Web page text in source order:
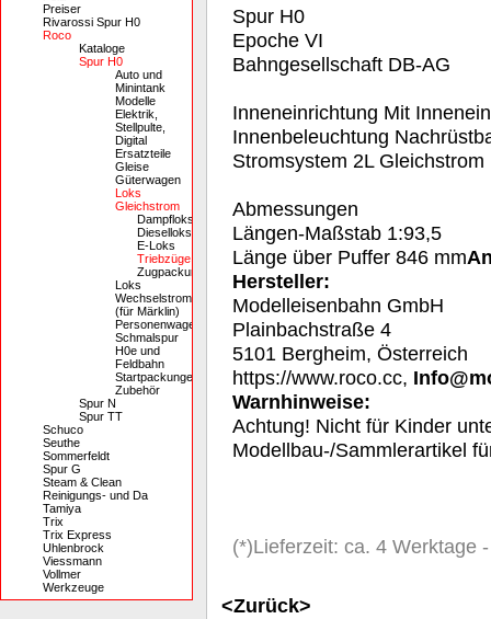
Preiser
Rivarossi Spur H0
Roco
Kataloge
Spur H0
Auto und
Minintank
Modelle
Elektrik,
Stellpulte,
Digital
Ersatzteile
Gleise
Güterwagen
Loks
Gleichstrom
Dampfloks
Dieselloks
E-Loks
Triebzüge
Zugpackungen
Loks
Wechselstrom
(für Märklin)
Personenwagen
Schmalspur
H0e und
Feldbahn
Startpackungen
Zubehör
Spur N
Spur TT
Schuco
Seuthe
Sommerfeldt
Spur G
Steam & Clean
Reinigungs- und Da
Tamiya
Trix
Trix Express
Uhlenbrock
Viessmann
Vollmer
Werkzeuge
Spur H0
Epoche VI
Bahngesellschaft DB-AG
Inneneinrichtung Mit
Innenbeleuchtung
Stromsystem 2L Gleichstrom
Abmessungen
Längen-Maßstab 1:93,5
Länge über Puffer 846 mm
Hersteller:
Modelleisenbahn GmbH
Plainbachstraße 4
5101 Bergheim, Österreich
https://www.roco.cc,
Warnhinweise:
Achtung! Nicht für Kinder
Modellbau-/Sammlerartikel
(*)Lieferzeit: ca. 4 Werktage
<Zurück>